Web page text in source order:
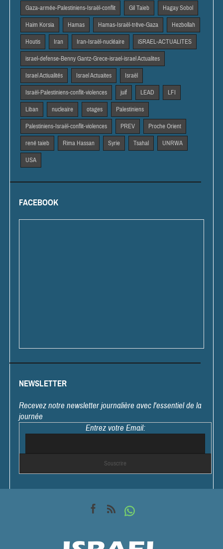
Gaza-armée-Palestiniens-Israël-conflit Gil Taieb Hagay Sobol
Haim Korsia Hamas Hamas-Israël-trêve-Gaza Hezbollah
Houtis Iran Iran-Israël-nucléaire iSRAEL-ACTUALITES
israel-defense-Benny Gantz-Grece-israel-israel Actualites
Israel Actiualités Israel Actuaites Israël
Israël-Palestiniens-conflit-violences juif LEAD LFI
Liban nucleaire otages Palestiniens
Palestiniens-Israël-conflit-violences PREV Proche Orient
rené taieb Rima Hassan Syrie Tsahal UNRWA
USA
FACEBOOK
NEWSLETTER
Recevez notre newsletter journalière avec l'essentiel de la
journée
Entrez votre Email: